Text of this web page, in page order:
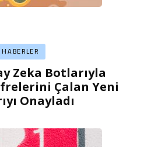
HABERLER
Zeka Botlarıyla
Çalan Yeni
Onayladı